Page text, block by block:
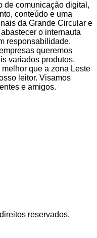
de comunicação digital,
conteúdo e uma
da Grande Circular e
o internauta
responsabilidade.
queremos
variados produtos.
que a zona Leste
leitor. Visamos
e amigos.
reservados.